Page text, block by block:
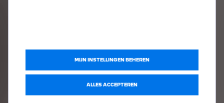
MIJN INSTELLINGEN BEHEREN
ALLES ACCEPTEREN